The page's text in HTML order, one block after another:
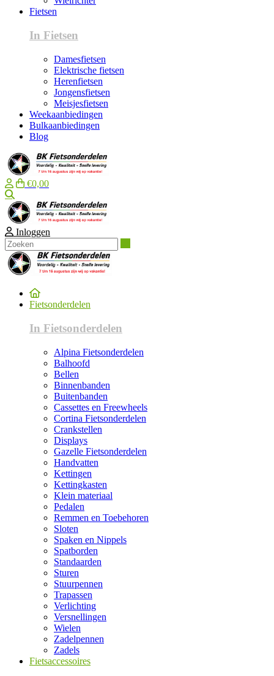
Fietsen
In Fietsen
Damesfietsen
Elektrische fietsen
Herenfietsen
Jongensfietsen
Meisjesfietsen
Weekaanbiedingen
Bulkaanbiedingen
Blog
€0,00
Inloggen
Fietsonderdelen
In Fietsonderdelen
Alpina Fietsonderdelen
Balhoofd
Bellen
Binnenbanden
Buitenbanden
Cassettes en Freewheels
Cortina Fietsonderdelen
Crankstellen
Displays
Gazelle Fietsonderdelen
Handvatten
Kettingen
Kettingkasten
Klein materiaal
Pedalen
Remmen en Toebehoren
Sloten
Spaken en Nippels
Spatborden
Standaarden
Sturen
Stuurpennen
Trapassen
Verlichting
Versnellingen
Wielen
Zadelpennen
Zadels
Fietsaccessoires